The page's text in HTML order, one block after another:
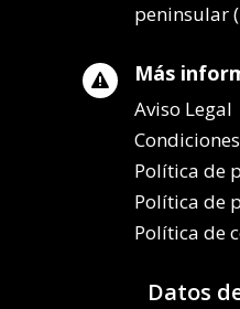
peninsular
 Más
Aviso Legal
Política de
Política de
Política de
Datos